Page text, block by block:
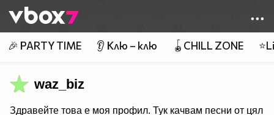
👾
🎉 PARTY TIME 👂 Клю – клю 🪀CHILL ZONE
waz_biz
Здравейте това е моя профил. Тук качвам песни от цял